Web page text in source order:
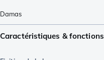
Damas
Caractéristiques & fonctions